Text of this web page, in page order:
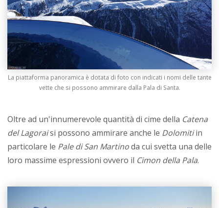
La piattaforma panoramica è dotata di foto con indicati i nomi delle tante
vette che si possono ammirare dalla Pala di Santa.
Oltre ad un'innumerevole quantità di cime della Catena
del Lagoraisi possono ammirare anche le Dolomitiin
particolare le Pale di San Martinoda cui svetta una delle
loro massime espressioni ovvero il Cimon della Pala.